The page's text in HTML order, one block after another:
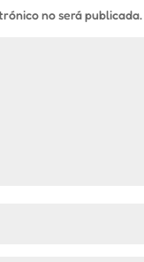
no será publicada.